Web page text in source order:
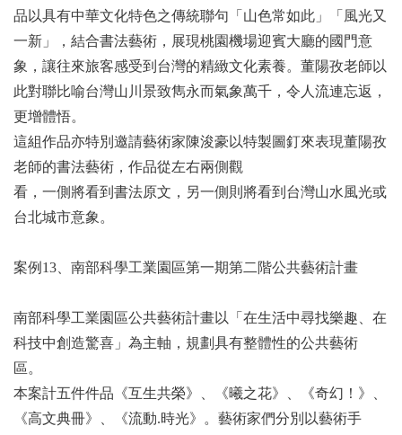
品以具有中華文化特色之傳統聯句「山色常如此」「風光又
一新」，結合書法藝術，展現桃園機場迎賓大廳的國門意
象，讓往來旅客感受到台灣的精緻文化素養。董陽孜老師以
此對聯比喻台灣山川景致雋永而氣象萬千，令人流連忘返，
更增體悟。
這組作品亦特別邀請藝術家陳浚豪以特製圖釘來表現董陽孜
老師的書法藝術，作品從左右兩側觀
看，一側將看到書法原文，另一側則將看到台灣山水風光或
台北城市意象。
案例13、南部科學工業園區第一期第二階公共藝術計畫
南部科學工業園區公共藝術計畫以「在生活中尋找樂趣、在
科技中創造驚喜」為主軸，規劃具有整體性的公共藝術
區。
本案計五件件品《互生共榮》、《曦之花》、《奇幻！》、
《高文典冊》、《流動.時光》。藝術家們分別以藝術手